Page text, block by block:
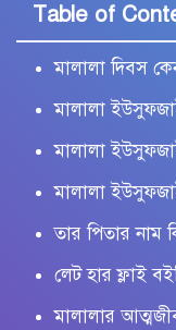
Table of
মালালা দিবস
মালালা
মালালা
মালালা
তার পিতার নাম
লেট হার ফ্লাই
মালালার